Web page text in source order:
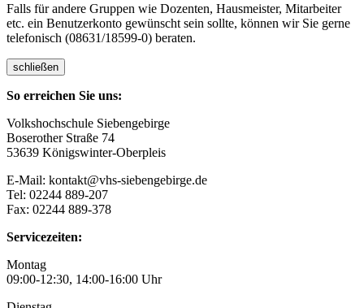
Falls für andere Gruppen wie Dozenten, Hausmeister, Mitarbeiter
etc. ein Benutzerkonto gewünscht sein sollte, können wir Sie gerne
telefonisch (08631/18599-0) beraten.
schließen
So erreichen Sie uns:
Volkshochschule Siebengebirge
Boserother Straße 74
53639 Königswinter-Oberpleis
E-Mail: kontakt@vhs-siebengebirge.de
Tel: 02244 889-207
Fax: 02244 889-378
Servicezeiten:
Montag
09:00-12:30, 14:00-16:00 Uhr